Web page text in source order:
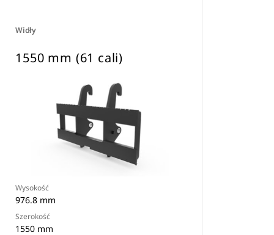
Widły
1550 mm (61 cali)
Wysokość
976.8 mm
Szerokość
1550 mm